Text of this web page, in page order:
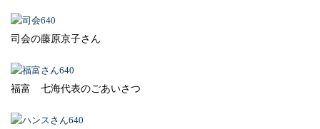
司会の藤原京子さん
福富 七海代表のごあいさつ